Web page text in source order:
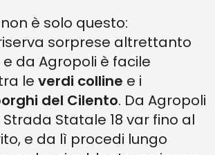
è solo questo:
sorprese altrettanto
da Agropoli è facile
le verdi colline e i
del Cilento. Da Agropoli
Strada Statale 18 var fino al
e da lì procedi lungo